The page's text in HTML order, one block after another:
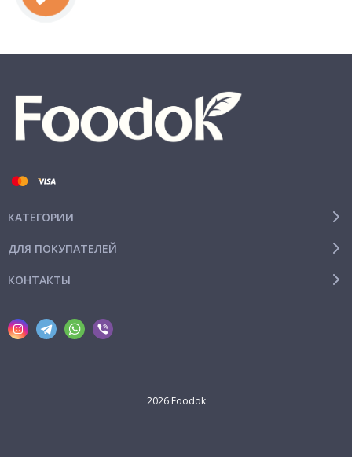
КАТЕГОРИИ
ДЛЯ ПОКУПАТЕЛЕЙ
КОНТАКТЫ
2026 Foodok